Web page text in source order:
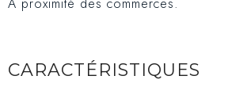
CARACTÉRISTIQUES